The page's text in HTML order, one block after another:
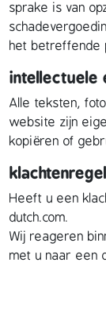
sprake is van
het betreffende
intellectuele
Alle teksten,
website zijn
kopiëren of
Heeft u een
dutch.com.
Wij reageren
met u naar een